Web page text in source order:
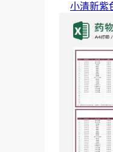
小清新紫